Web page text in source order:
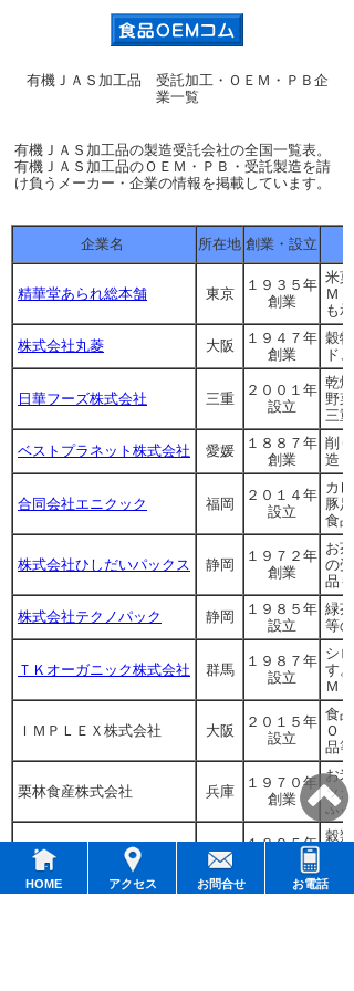
HOME アクセス お問合せ お電話
有機ＪＡＳ加工品 受託加工・ＯＥＭ・ＰＢ企
業一覧
有機ＪＡＳ加工品の製造受託会社の全国一覧表。
有機ＪＡＳ加工品のＯＥＭ・ＰＢ・受託製造を請
け負うメーカー・企業の情報を掲載しています。
企業名 所在地 創業・設立
精華堂あられ総本舗 東京
１９３５年
創業
米
Ｍ
も
株式会社丸菱 大阪
１９４７年
創業
穀
ド
日華フーズ株式会社 三重
２００１年
設立
乾
野
三
ベストプラネット株式会社 愛媛
１８８７年
創業
削
造
合同会社エニクック 福岡
２０１４年
設立
カ
豚
食
株式会社ひしだいパックス 静岡
１９７２年
創業
お
の
品も
株式会社テクノパック 静岡
１９８５年
設立
緑
等
ＴＫオーガニック株式会社 群馬
１９８７年
設立
シ
す
Ｍ
ＩＭＰＬＥＸ株式会社 大阪
２０１５年
設立
食
Ｏ
品
栗林食産株式会社 兵庫
１９７０年
創業
お
ッ
ふ
株式会社ヤギショー 静岡
１８９５年 穀